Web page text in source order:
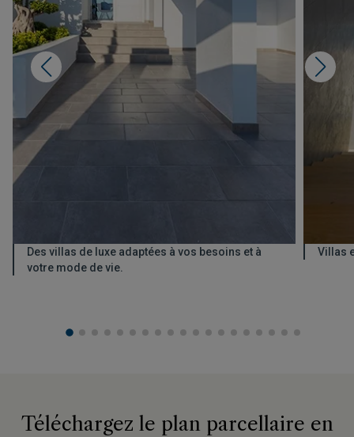
Des villas de luxe adaptées à vos besoins et à
votre mode de vie.
Villas
Téléchargez le plan parcellaire en